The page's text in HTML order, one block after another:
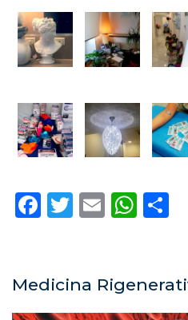
Facebook
Twitter
Email
Medicina